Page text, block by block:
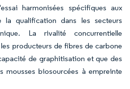
harmonisées spécifiques aux
la qualification dans les secteurs
La rivalité concurrentielle
producteurs de fibres de carbone
de graphitisation et que des
mousses biosourcées à empreinte